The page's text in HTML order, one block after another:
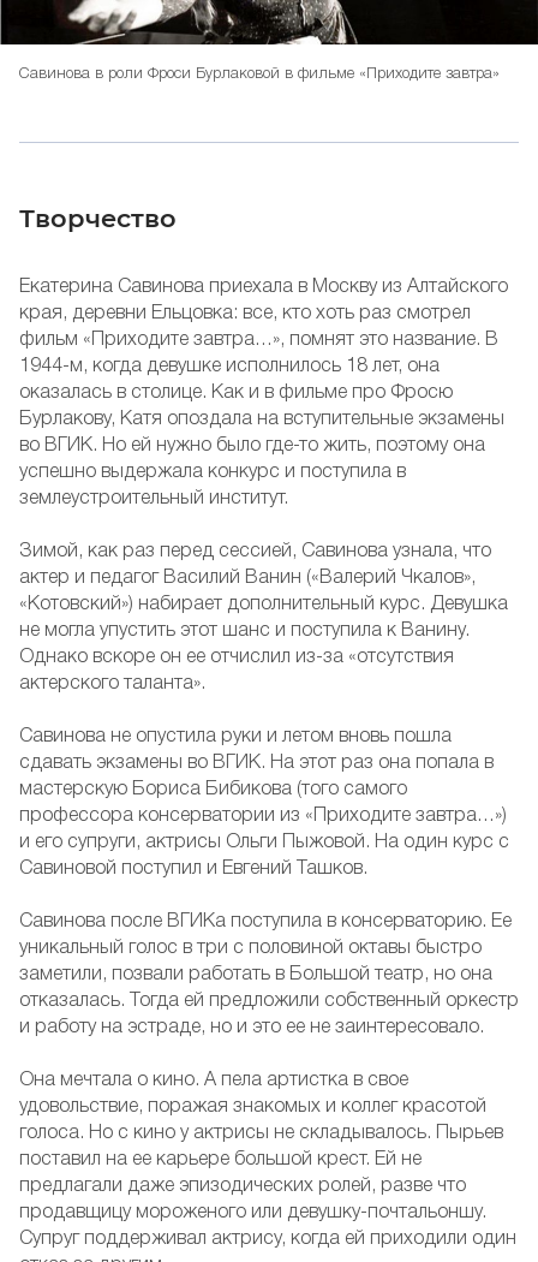
Савинова в роли Фроси Бурлаковой в фильме «Приходите завтра»
Творчество
Екатерина Савинова приехала в Москву из Алтайского
края, деревни Ельцовка: все, кто хоть раз смотрел
фильм «Приходите завтра…», помнят это название. В
1944-м, когда девушке исполнилось 18 лет, она
оказалась в столице. Как и в фильме про Фросю
Бурлакову, Катя опоздала на вступительные экзамены
во ВГИК. Но ей нужно было где-то жить, поэтому она
успешно выдержала конкурс и поступила в
землеустроительный институт.
Зимой, как раз перед сессией, Савинова узнала, что
актер и педагог Василий Ванин («Валерий Чкалов»,
«Котовский») набирает дополнительный курс. Девушка
не могла упустить этот шанс и поступила к Ванину.
Однако вскоре он ее отчислил из-за «отсутствия
актерского таланта».
Савинова не опустила руки и летом вновь пошла
сдавать экзамены во ВГИК. На этот раз она попала в
мастерскую Бориса Бибикова (того самого
профессора консерватории из «Приходите завтра…»)
и его супруги, актрисы Ольги Пыжовой. На один курс с
Савиновой поступил и Евгений Ташков.
Савинова после ВГИКа поступила в консерваторию. Ее
уникальный голос в три с половиной октавы быстро
заметили, позвали работать в Большой театр, но она
отказалась. Тогда ей предложили собственный оркестр
и работу на эстраде, но и это ее не заинтересовало.
Она мечтала о кино. А пела артистка в свое
удовольствие, поражая знакомых и коллег красотой
голоса. Но с кино у актрисы не складывалось. Пырьев
поставил на ее карьере большой крест. Ей не
предлагали даже эпизодических ролей, разве что
продавщицу мороженого или девушку-почтальоншу.
Супруг поддерживал актрису, когда ей приходили один